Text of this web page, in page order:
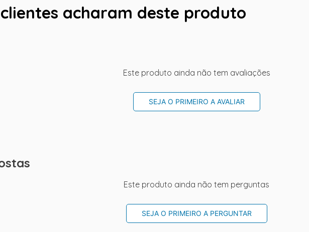
acharam deste produto
Este produto ainda não tem avaliações
SEJA O PRIMEIRO A AVALIAR
Este produto ainda não tem perguntas
SEJA O PRIMEIRO A PERGUNTAR